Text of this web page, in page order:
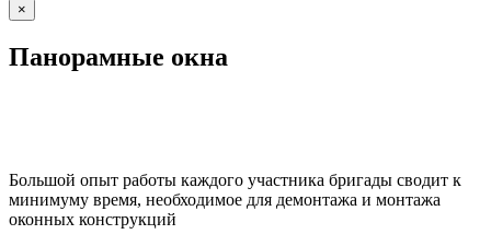
×
Панорамные окна
Большой опыт работы каждого участника бригады сводит к
минимуму время, необходимое для демонтажа и монтажа
оконных конструкций